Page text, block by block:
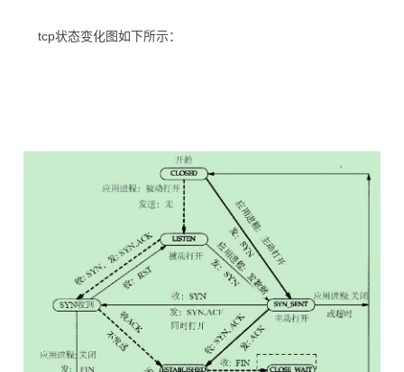
tcp状态变化图如下所示：